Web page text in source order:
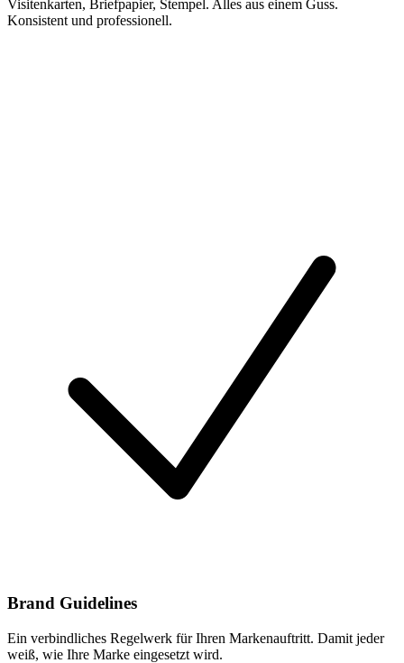
Visitenkarten, Briefpapier, Stempel. Alles aus einem Guss.
Konsistent und professionell.
Brand Guidelines
Ein verbindliches Regelwerk für Ihren Markenauftritt. Damit jeder
weiß, wie Ihre Marke eingesetzt wird.